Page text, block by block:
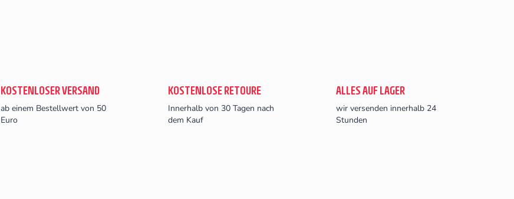
KOSTENLOSER VERSAND
ab einem Bestellwert von 50
Euro
KOSTENLOSE RETOURE
Innerhalb von 30 Tagen nach
dem Kauf
ALLES AUF LAGER
wir versenden innerhalb 24
Stunden